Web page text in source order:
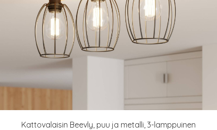
Kattovalaisin Beevly, puu ja metalli, 3-lamppuinen